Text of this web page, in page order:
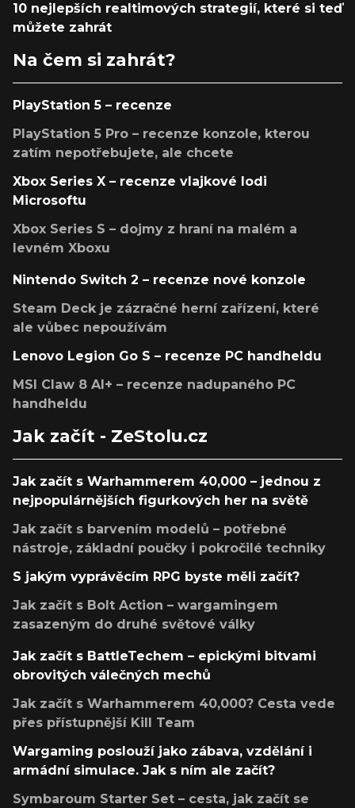
10 nejlepších realtimových strategií, které si teď
můžete zahrát
Na čem si zahrát?
PlayStation 5 – recenze
PlayStation 5 Pro – recenze konzole, kterou
zatím nepotřebujete, ale chcete
Xbox Series X – recenze vlajkové lodi
Microsoftu
Xbox Series S – dojmy z hraní na malém a
levném Xboxu
Nintendo Switch 2 – recenze nové konzole
Steam Deck je zázračné herní zařízení, které
ale vůbec nepoužívám
Lenovo Legion Go S – recenze PC handheldu
MSI Claw 8 AI+ – recenze nadupaného PC
handheldu
Jak začít - ZeStolu.cz
Jak začít s Warhammerem 40,000 – jednou z
nejpopulárnějších figurkových her na světě
Jak začít s barvením modelů – potřebné
nástroje, základní poučky i pokročilé techniky
S jakým vyprávěcím RPG byste měli začít?
Jak začít s Bolt Action – wargamingem
zasazeným do druhé světové války
Jak začít s BattleTechem – epickými bitvami
obrovitých válečných mechů
Jak začít s Warhammerem 40,000? Cesta vede
přes přístupnější Kill Team
Wargaming poslouží jako zábava, vzdělání i
armádní simulace. Jak s ním ale začít?
Symbaroum Starter Set – cesta, jak začít se